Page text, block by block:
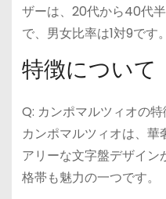
ザーは、20代から40代
で、男女比率は1対9です。
特徴について
Q: カンポマルツィオの
カンポマルツィオは、華
アリーな文字盤デザイ
格帯も魅力の一つです。